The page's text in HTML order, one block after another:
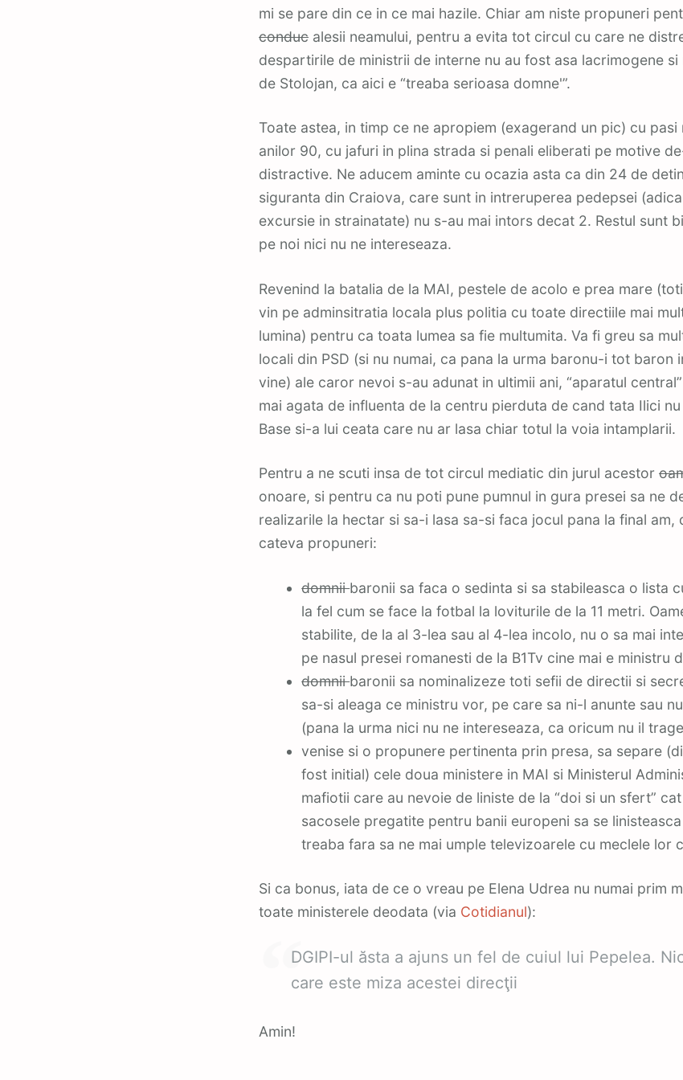
mi se pare din ce in ce mai hazile. Chiar am niste propuneri
conduc alesii neamului, pentru a evita tot circul cu care ne
despartirile de ministrii de interne nu au fost asa lacrimogene
de Stolojan, ca aici e “treaba serioasa domne'”.
Toate astea, in timp ce ne apropiem (exagerand un pic) cu pasi
anilor 90, cu jafuri in plina strada si penali eliberati pe motive
distractive. Ne aducem aminte cu ocazia asta ca din 24 de
siguranta din Craiova, care sunt in intreruperea pedepsei
excursie in strainatate) nu s-au mai intors decat 2. Restul sunt
pe noi nici nu ne intereseaza.
Revenind la batalia de la MAI, pestele de acolo e prea mare
vin pe adminsitratia locala plus politia cu toate directiile mai
lumina) pentru ca toata lumea sa fie multumita. Va fi greu sa
locali din PSD (si nu numai, ca pana la urma baronu-i tot baron
vine) ale caror nevoi s-au adunat in ultimii ani, “aparatul
mai agata de influenta de la centru pierduta de cand tata Ilici
Base si-a lui ceata care nu ar lasa chiar totul la voia intamplarii.
Pentru a ne scuti insa de tot circul mediatic din jurul acestor
onoare, si pentru ca nu poti pune pumnul in gura presei sa ne
realizarile la hectar si sa-i lasa sa-si faca jocul pana la final am,
cateva propuneri:
domniibaronii sa faca o sedinta si sa stabileasca o lista
la fel cum se face la fotbal la loviturile de la 11 metri.
stabilite, de la al 3-lea sau al 4-lea incolo, nu o sa mai
pe nasul presei romanesti de la B1Tv cine mai e ministru
domniibaronii sa nominalizeze toti sefii de directii si
sa-si aleaga ce ministru vor, pe care sa ni-l anunte sau
(pana la urma nici nu ne intereseaza, ca oricum nu il
venise si o propunere pertinenta prin presa, sa separe
fost initial) cele doua ministere in MAI si Ministerul
mafiotii care au nevoie de liniste de la “doi si un sfert”
sacosele pregatite pentru banii europeni sa se
treaba fara sa ne mai umple televizoarele cu meclele lor
Si ca bonus, iata de ce o vreau pe Elena Udrea nu numai prim
toate ministerele deodata (via Cotidianul):
DGIPI-ul ăsta a ajuns un fel de cuiul lui Pepelea.
care este miza acestei direcţii
Amin!